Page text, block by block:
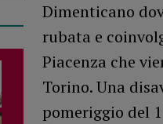
Dimenticano
rubata e
Piacenza che
Torino. Una
pomeriggio del